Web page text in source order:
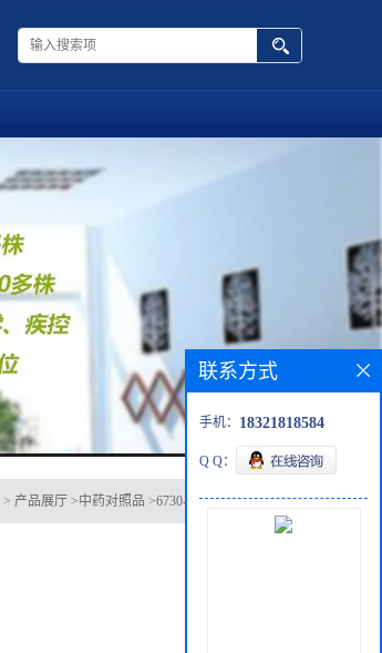
> 产品展厅 >中药对照品 >6730-83-2异贝壳杉烯酸
联系方式
手机： 18321818584
Q Q：